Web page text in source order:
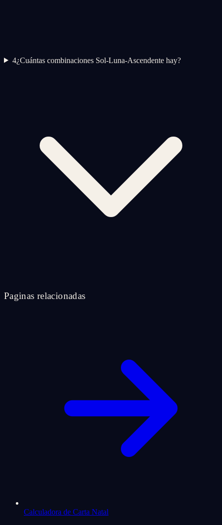
4¿Cuántas combinaciones Sol-Luna-Ascendente hay?
Paginas relacionadas
Calculadora de Carta Natal